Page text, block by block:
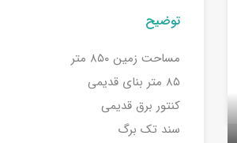
توضیح
مساحت زمین ۸۵۰ متر
۸۵ متر بنای قدیمی
کنتور برق قدیمی
سند تک برگ